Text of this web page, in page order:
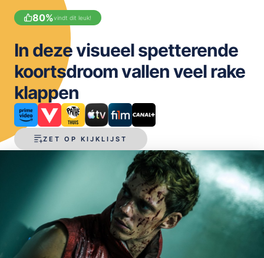
ALLES/NIETS SELECTEREN
80%vindt dit leuk!
ZET OP KIJKLIJST
In deze visueel spetterende
koortsdroom vallen veel rake
klappen